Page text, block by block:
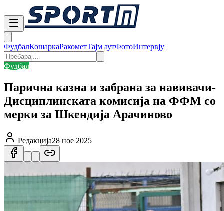
ФудбалКошаркаРакометТајм аутФотоИнтервју
Фудбал
Парична казна и забрана за навивачи-
Дисциплинската комисија на ФФМ со
мерки за Шкендија Арачиново
Редакција28 ное 2025